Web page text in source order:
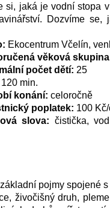
si, jaká je vodní stopa
Dozvíme se,
Ekocentrum Včelín,
věková
počet dětí: 25
120 min.
konání: celoročně
poplatek: 100
slova: čistička,
pojmy spojené
živočišný druh,